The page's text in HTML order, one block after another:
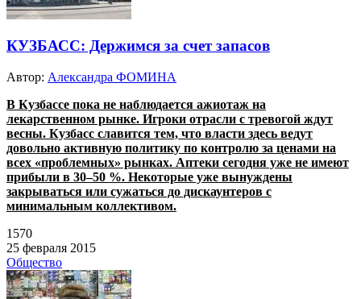
КУЗБАСС: Держимся за счет запасов
Автор: Александра ФОМИНА
В Кузбассе пока не наблюдается ажиотаж на
лекарственном рынке. Игроки отрасли с тревогой ждут
весны. Кузбасс славится тем, что власти здесь ведут
довольно активную политику по контролю за ценами на
всех «проблемных» рынках. Аптеки сегодня уже не имеют
прибыли в 30–50 %. Некоторые уже вынуждены
закрываться или сужаться до дискаунтеров с
минимальным коллективом.
1570
25 февраля 2015
Общество